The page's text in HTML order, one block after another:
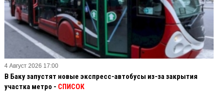
4 Август 2026 17:00
В Баку запустят новые экспресс-автобусы из-за закрытия
участка метро - СПИСОК